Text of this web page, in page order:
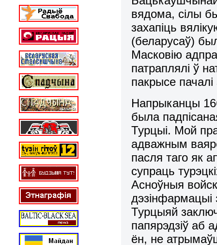
вядома, сілы
захапіць
(беларусаў)
Масковію
патраплялі ў
пакрысе
Напрыканцы
была
Турцыі. Мой
адважным
пасля таго як
супраць
Асноўныя
дэзінфармацыі
Турцыяй
папярэдзіў аб
ён, не